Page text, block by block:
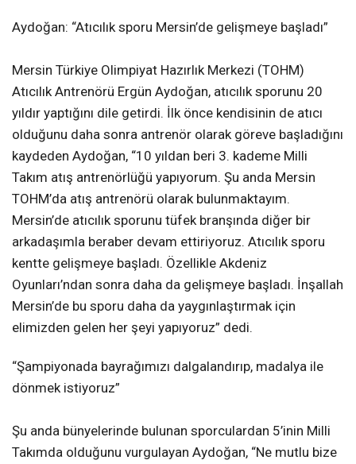
Aydoğan: “Atıcılık sporu Mersin’de gelişmeye başladı”
Mersin Türkiye Olimpiyat Hazırlık Merkezi (TOHM)
Atıcılık Antrenörü Ergün Aydoğan, atıcılık sporunu 20
yıldır yaptığını dile getirdi. İlk önce kendisinin de atıcı
olduğunu daha sonra antrenör olarak göreve başladığını
kaydeden Aydoğan, “10 yıldan beri 3. kademe Milli
Takım atış antrenörlüğü yapıyorum. Şu anda Mersin
TOHM’da atış antrenörü olarak bulunmaktayım.
Mersin’de atıcılık sporunu tüfek branşında diğer bir
arkadaşımla beraber devam ettiriyoruz. Atıcılık sporu
kentte gelişmeye başladı. Özellikle Akdeniz
Oyunları’ndan sonra daha da gelişmeye başladı. İnşallah
Mersin’de bu sporu daha da yaygınlaştırmak için
elimizden gelen her şeyi yapıyoruz” dedi.
“Şampiyonada bayrağımızı dalgalandırıp, madalya ile
dönmek istiyoruz”
Şu anda bünyelerinde bulunan sporculardan 5’inin Milli
Takımda olduğunu vurgulayan Aydoğan, “Ne mutlu bize